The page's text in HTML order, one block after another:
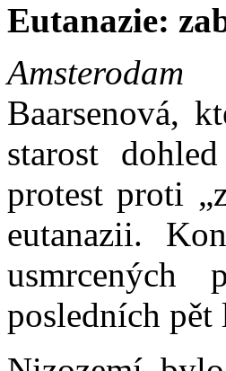
Eutanazie:
Amsterodam
Baarsenová,
starost
protest proti
eutanazii.
usmrcených
posledních pět